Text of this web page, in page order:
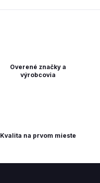
Kvalita na prvom mieste
Overené značky a
výrobcovia